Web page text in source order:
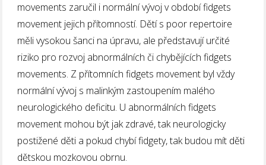
movements zaručil i normální vývoj v období fidgets
movement jejich přítomností. Dětí s poor repertoire
měli vysokou šanci na úpravu, ale představují určité
riziko pro rozvoj abnormálních či chybějících fidgets
movements. Z přítomních fidgets movement byl vždy
normální vývoj s malinkým zastoupením malého
neurologického deficitu. U abnormálních fidgets
movement mohou být jak zdravé, tak neurologicky
postižené děti a pokud chybí fidgety, tak budou mít děti
dětskou mozkovou obrnu.